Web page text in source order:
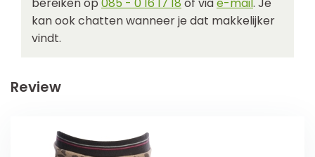
kan ook chatten wanneer je dat makkelijker
vindt.
Review